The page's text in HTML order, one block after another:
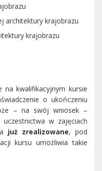
architektury krajobrazu
krajobrazu
na kwalifikacyjnym kursie
o ukończeniu
– na swój wniosek –
w zajęciach
już zrealizowane, pod
kursu umożliwia takie